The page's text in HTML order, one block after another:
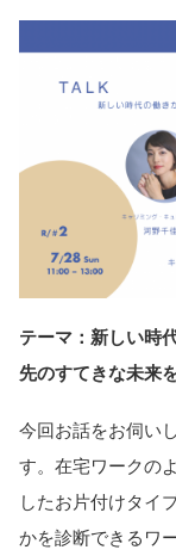
テーマ：新しい時
先のすてきな未来
今回お話をお伺い
す。在宅ワークの
したお片付けタイ
かを診断できるワ